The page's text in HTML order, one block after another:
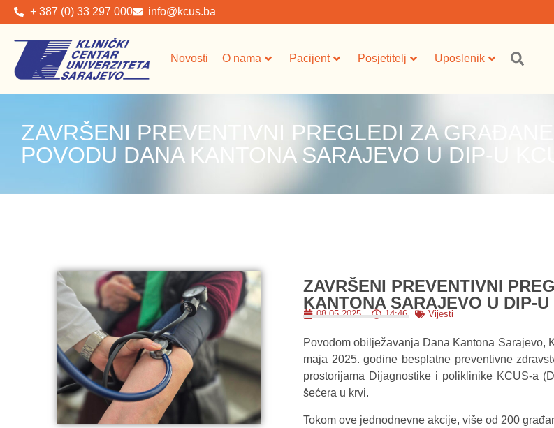
+ 387 (0) 33 297 000 info@kcus.ba
Novosti O nama Pacijent Posjetitelj Uposlenik
ZAVRŠENI PREVENTIVNI PREGLEDI ZA
POVODU DANA KANTONA SARAJEVO U DIP-U
ZAVRŠENI PREVENTIVNI
KANTONA SARAJEVO U DIP-
08.05.2025. 14:46 Vijesti
Povodom obilježavanja Dana Kantona Sarajevo,
maja 2025. godine besplatne preventivne
prostorijama Dijagnostike i poliklinike KCUS-a
šećera u krvi.
Tokom ove jednodnevne akcije, više od 200